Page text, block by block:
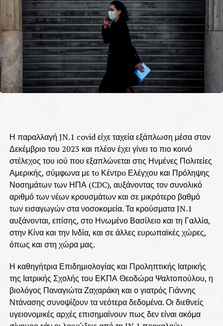
Η παραλλαγή JN.1 covid είχε ταχεία εξάπλωση μέσα στον
Δεκέμβριο του 2023 και πλέον έχει γίνει το πιο κοινό
στέλεχος του ιού που εξαπλώνεται στις Ηνμένες Πολιτείες
Αμερικής, σύμφωνα με τo Κέντρo Ελέγχου και Πρόληψης
Νοσημάτων των ΗΠΑ (CDC), αυξάνοντας τον συνολικό
αριθμό των νέων κρουσμάτων και σε μικρότερο βαθμό
των εισαγωγών στα νοσοκομεία. Τα κρούσματα JN.1
αυξάνονται, επίσης, στο Ηνωμένο Βασίλειο και τη Γαλλία,
στην Κίνα και την Ινδία, και σε άλλες ευρωπαϊκές χώρες,
όπως και στη χώρα μας.
Η καθηγήτρια Επιδημιολογίας και Προληπτικής Ιατρικής
της Ιατρικής Σχολής του ΕΚΠΑ Θεοδώρα Ψαλτοπούλου, η
βιολόγος Παναγιώτα Ζαχαράκη και ο γιατρός Γιάννης
Ντάνασης συνοψίζουν τα νεότερα δεδομένα. Οι διεθνείς
υγειονομικές αρχές επισημαίνουν πως δεν είναι ακόμα